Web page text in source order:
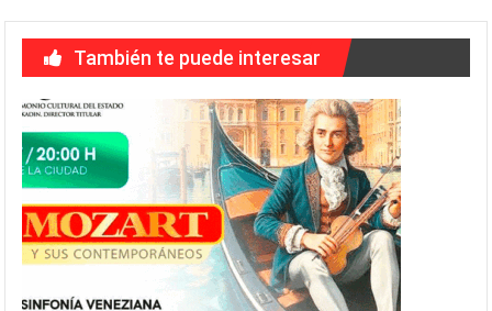
También te puede interesar